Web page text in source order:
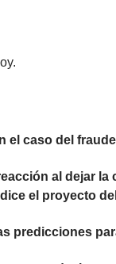
el caso del
al dejar la
el proyecto
predicciones